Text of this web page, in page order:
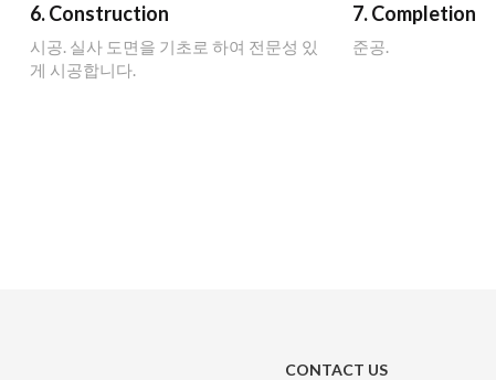
6. Construction
시공. 실사 도면을 기초로 하여 전문성 있
게 시공합니다.
7. Completion
준공.
CONTACT US